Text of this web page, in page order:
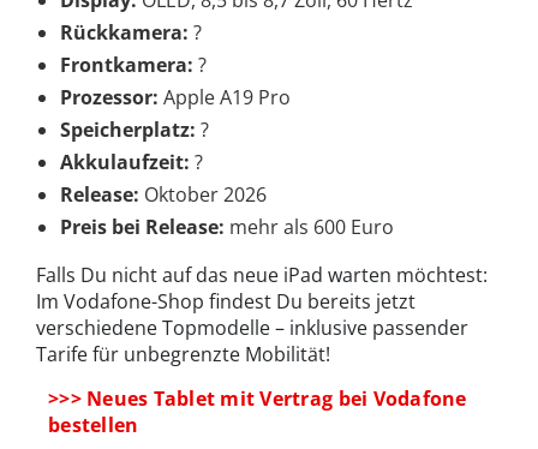
Rückkamera: ?
Frontkamera: ?
Prozessor: Apple A19 Pro
Speicherplatz: ?
Akkulaufzeit: ?
Release: Oktober 2026
Preis bei Release: mehr als 600 Euro
Falls Du nicht auf das neue iPad warten möchtest:
Im Vodafone-Shop findest Du bereits jetzt
verschiedene Topmodelle – inklusive passender
Tarife für unbegrenzte Mobilität!
>>> Neues Tablet mit Vertrag bei Vodafone
bestellen